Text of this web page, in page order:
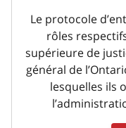
Le protocole
rôles
supérieure de
général de
lesquelles ils